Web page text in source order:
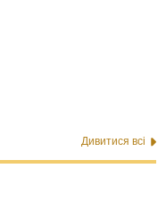
Дивитися всі